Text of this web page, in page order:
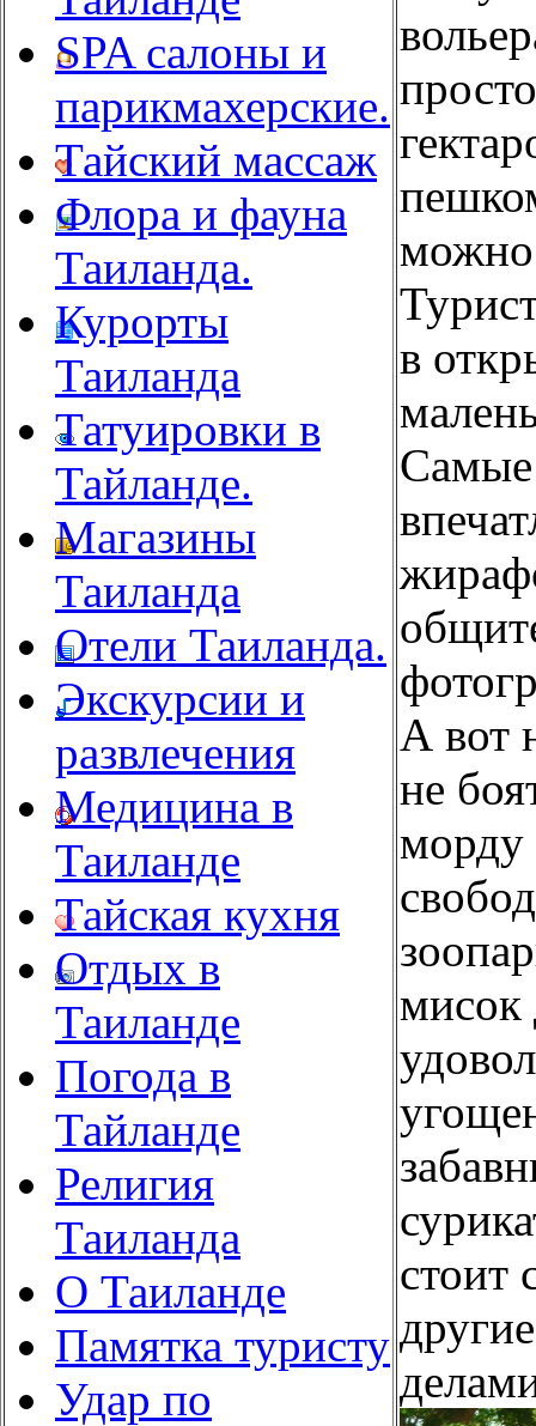
SPA салоны и
парикмахерские.
Тайский массаж
Флора и фауна
Таиланда.
Курорты
Таиланда
Татуировки в
Тайланде.
Магазины
Таиланда
Отели Таиланда.
Экскурсии и
развлечения
Медицина в
Таиланде
Тайская кухня
Отдых в
Таиланде
Погода в
Тайланде
Религия
Таиланда
О Таиланде
Памятка туристу
Удар по
можно
в
А вот
не
морду
мисок
стоит